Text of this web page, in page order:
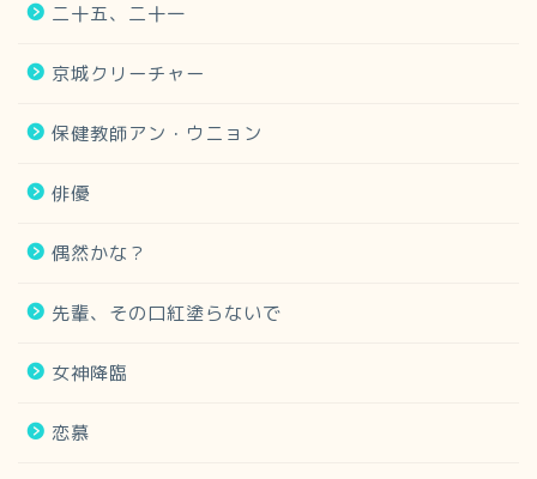
二十五、二十一
京城クリーチャー
保健教師アン・ウニョン
俳優
偶然かな？
先輩、その口紅塗らないで
女神降臨
恋慕